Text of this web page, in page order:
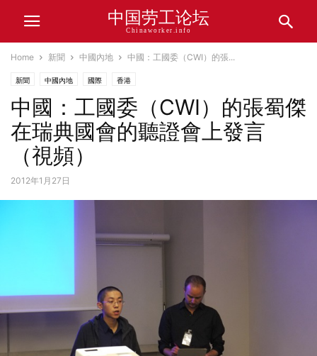
中国劳工论坛
Chinaworker.info
Home 新聞 中國內地 中國：工國委（CWI）的張...
新聞 中國內地 國際 香港
中國：工國委（CWI）的張蜀傑
在瑞典國會的聽證會上發言
（視頻）
2012年1月27日